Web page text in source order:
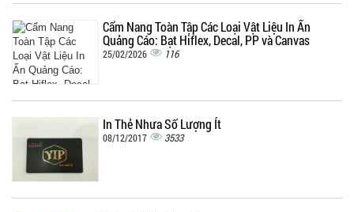
Cẩm Nang Toàn Tập Các Loại Vật Liệu In Ấn
Quảng Cáo: Bạt Hiflex, Decal, PP và Canvas
25/02/2026 116
In Thẻ Nhựa Số Lượng Ít
08/12/2017 3533